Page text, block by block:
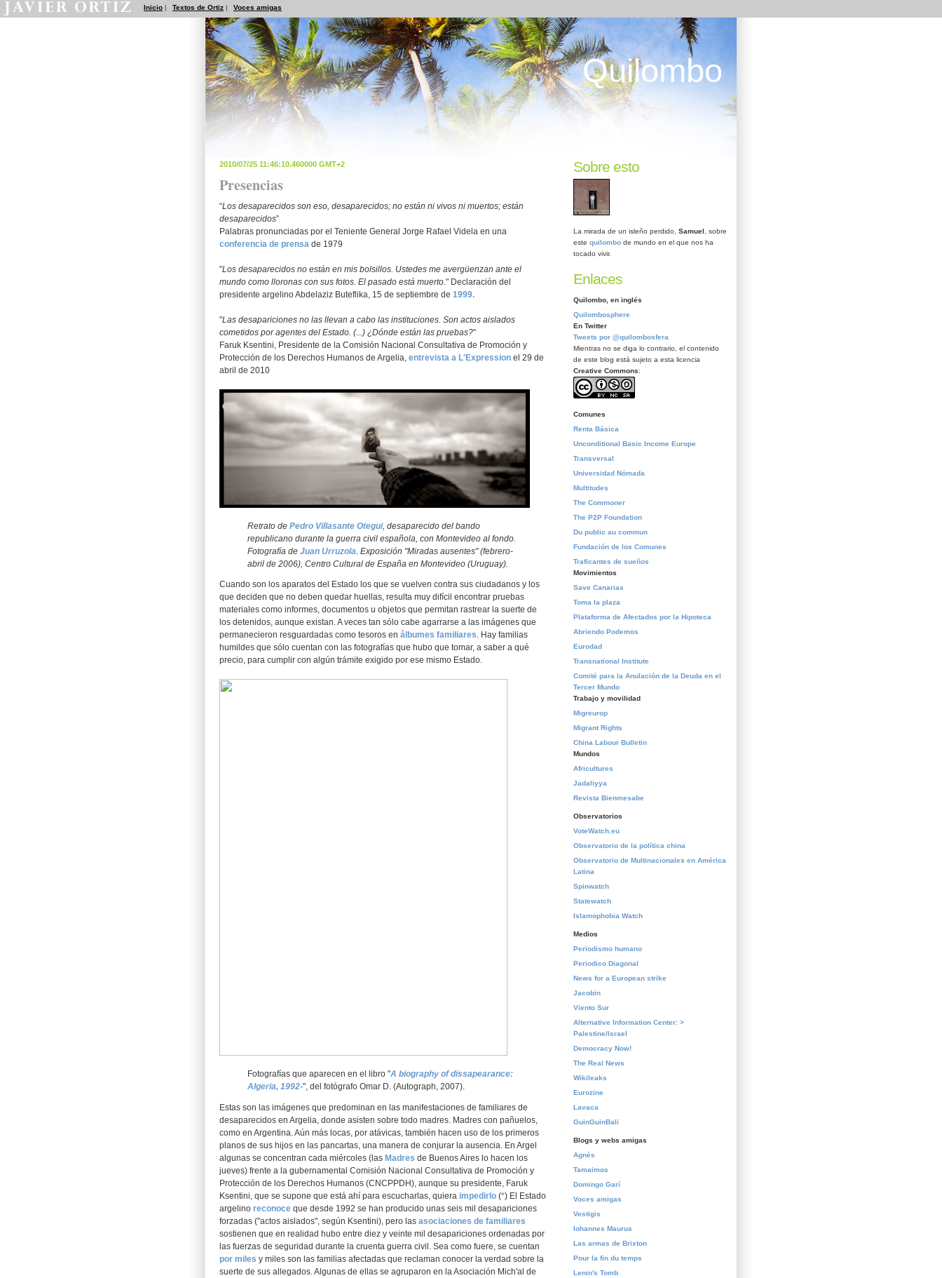
Inicio | Textos de Ortiz | Voces amigas
Quilombo
2010/07/25 11:46:10.460000 GMT+2
Presencias
“Los desaparecidos son eso, desaparecidos; no están ni vivos ni muertos; están
desaparecidos”
Palabras pronunciadas por el Teniente General Jorge Rafael Videla en una
conferencia de prensa de 1979
"Los desaparecidos no están en mis bolsillos. Ustedes me avergüenzan ante el
mundo como lloronas con sus fotos. El pasado está muerto. " Declaración del
presidente argelino Abdelaziz Buteflika, 15 de septiembre de 1999.
"Las desapariciones no las llevan a cabo las instituciones. Son actos aislados
cometidos por agentes del Estado. (...) ¿Dónde están las pruebas?"
Faruk Ksentini, Presidente de la Comisión Nacional Consultativa de Promoción y
Protección de los Derechos Humanos de Argelia, entrevista a L'Expression el 29 de
abril de 2010
Retrato de Pedro Villasante Otegui, desaparecido del bando
republicano durante la guerra civil española, con Montevideo al fondo.
Fotografía de Juan Urruzola . Exposición "Miradas ausentes" (febrero-
abril de 2006), Centro Cultural de España en Montevideo (Uruguay).
Cuando son los aparatos del Estado los que se vuelven contra sus ciudadanos y los
que deciden que no deben quedar huellas, resulta muy difícil encontrar pruebas
materiales como informes, documentos u objetos que permitan rastrear la suerte de
los detenidos, aunque existan. A veces tan sólo cabe agarrarse a las imágenes que
permanecieron resguardadas como tesoros en álbumes familiares . Hay familias
humildes que sólo cuentan con las fotografías que hubo que tomar, a saber a qué
precio, para cumplir con algún trámite exigido por ese mismo Estado.
Fotografías que aparecen en el libro "A biography of dissapearance:
Algeria, 1992-", del fotógrafo Omar D. (Autograph, 2007).
Estas son las imágenes que predominan en las manifestaciones de familiares de
desaparecidos en Argelia, donde asisten sobre todo madres. Madres con pañuelos,
como en Argentina. Aún más locas, por atávicas, también hacen uso de los primeros
planos de sus hijos en las pancartas, una manera de conjurar la ausencia. En Argel
algunas se concentran cada miércoles (las Madres de Buenos Aires lo hacen los
jueves) frente a la gubernamental Comisión Nacional Consultativa de Promoción y
Protección de los Derechos Humanos (CNCPPDH), aunque su presidente, Faruk
Ksentini, que se supone que está ahí para escucharlas, quiera impedirlo (*) El Estado
argelino reconoce que desde 1992 se han producido unas seis mil desapariciones
forzadas ("actos aislados", según Ksentini), pero las asociaciones de familiares
sostienen que en realidad hubo entre diez y veinte mil desapariciones ordenadas por
las fuerzas de seguridad durante la cruenta guerra civil. Sea como fuere, se cuentan
por miles y miles son las familias afectadas que reclaman conocer la verdad sobre la
suerte de sus allegados. Algunas de ellas se agruparon en la Asociación Mich'al de
Sobre esto
La mirada de un isleño perdido, Samuel , sobre
este quilombo de mundo en el que nos ha
tocado vivir.
Enlaces
Quilombo, en inglés
Quilombosphere
En Twitter
Tweets por @quilombosfera
Mientras no se diga lo contrario, el contenido
de este blog está sujeto a esta licencia
Creative Commons:
Comunes
Renta Básica
Unconditional Basic Income Europe
Transversal
Universidad Nómada
Multitudes
The Commoner
The P2P Foundation
Du public au commun
Fundación de los Comunes
Traficantes de sueños
Movimientos
Save Canarias
Toma la plaza
Plataforma de Afectados por la Hipoteca
Abriendo Podemos
Eurodad
Transnational Institute
Comité para la Anulación de la Deuda en el
Tercer Mundo
Trabajo y movilidad
Migreurop
Migrant Rights
China Labour Bulletin
Mundos
Africultures
Jadaliyya
Revista Bienmesabe
Observatorios
VoteWatch.eu
Observatorio de la política china
Observatorio de Multinacionales en América
Latina
Spinwatch
Statewatch
Islamophobia Watch
Medios
Periodismo humano
Periodico Diagonal
News for a European strike
Jacobin
Viento Sur
Alternative Information Center: >
Palestine/Israel
Democracy Now!
The Real News
Wikileaks
Eurozine
Lavaca
GuinGuinBali
Blogs y webs amigas
Agnès
Tamaimos
Domingo Garí
Voces amigas
Vestigis
Iohannes Maurus
Las armas de Brixton
Pour la fin du temps
Lenin's Tomb